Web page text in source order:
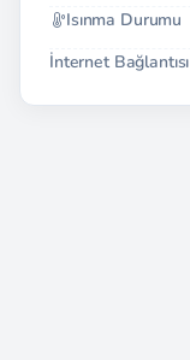
Isınma Durumu
İnternet Bağlantısı